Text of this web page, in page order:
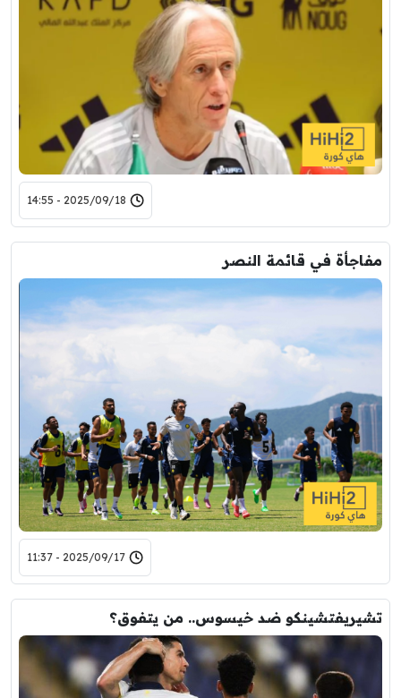
2025/09/18 - 14:55
مفاجأة في قائمة النصر
2025/09/17 - 11:37
تشيريفتشينكو ضد خيسوس.. من يتفوق؟